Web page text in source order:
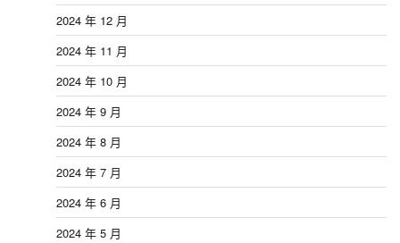
2024 年 12 月
2024 年 11 月
2024 年 10 月
2024 年 9 月
2024 年 8 月
2024 年 7 月
2024 年 6 月
2024 年 5 月